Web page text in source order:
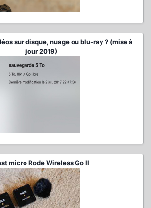
sur disque, nuage ou blu-ray ? (mise à
jour 2019)
micro Rode Wireless Go II